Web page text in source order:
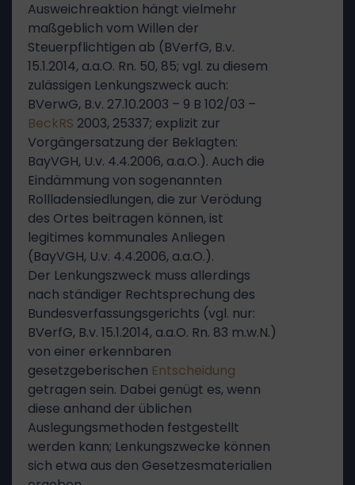
Ausweichreaktion hängt vielmehr
maßgeblich vom Willen der
Steuerpflichtigen ab (BVerfG, B.v.
15.1.2014, a.a.O. Rn. 50, 85; vgl. zu diesem
zulässigen Lenkungszweck auch:
BVerwG, B.v. 27.10.2003 – 9 B 102/03 –
BeckRS 2003, 25337; explizit zur
Vorgängersatzung der Beklagten:
BayVGH, U.v. 4.4.2006, a.a.O.). Auch die
Eindämmung von sogenannten
Rollladensiedlungen, die zur Verödung
des Ortes beitragen können, ist
legitimes kommunales Anliegen
(BayVGH, U.v. 4.4.2006, a.a.O.).
Der Lenkungszweck muss allerdings
nach ständiger Rechtsprechung des
Bundesverfassungsgerichts (vgl. nur:
BVerfG, B.v. 15.1.2014, a.a.O. Rn. 83 m.w.N.)
von einer erkennbaren
gesetzgeberischen Entscheidung
getragen sein. Dabei genügt es, wenn
diese anhand der üblichen
Auslegungsmethoden festgestellt
werden kann; Lenkungszwecke können
sich etwa aus den Gesetzesmaterialien